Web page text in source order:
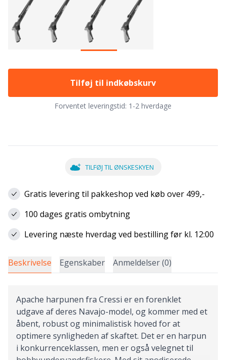
Tilføj til indkøbskurv
Forventet leveringstid: 1-2 hverdage
TILFØJ TIL ØNSKESKYEN
Gratis levering til pakkeshop ved køb over 499,-
100 dages gratis ombytning
Levering næste hverdag ved bestilling før kl. 12:00
Beskrivelse Egenskaber Anmeldelser (0)
Apache harpunen fra Cressi er en forenklet
udgave af deres Navajo-model, og kommer med et
åbent, robust og minimalistisk hoved for at
optimere synligheden af skaftet. Det er en harpun
i konkurrenceklassen, men er også velegnet til